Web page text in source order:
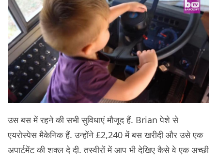
उस बस में रहने की सभी सुविधाएं मौजूद हैं. Brian पेशे से
एयरोस्पेस मैकेनिक हैं. उन्होंने £2,240 में बस खरीदी और उसे एक
अपार्टमेंट की शक्ल दे दी. तस्वीरों में आप भी देखिए कैसे वे एक अच्छी